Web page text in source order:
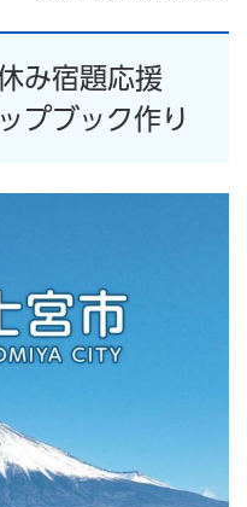
み宿題応援
プブック作り